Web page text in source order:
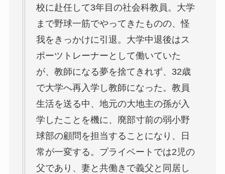
校に赴任して3年目の社会科教員。大学
まで野球一筋でやってきたものの、怪
我をきっかけに引退。大学中退後はス
ポーツトレーナーとして働いていた
が、教師になる夢を捨てきれず、32歳
で大学へ再入学し教師になった。教員
生活を送る中、地元の大地主の孫が入
学したことを機に、廃部寸前の弱小野
球部の顧問を担当することになり、日
常が一変する。プライベートでは2児の
父であり、妻と共働きで義父と同居し